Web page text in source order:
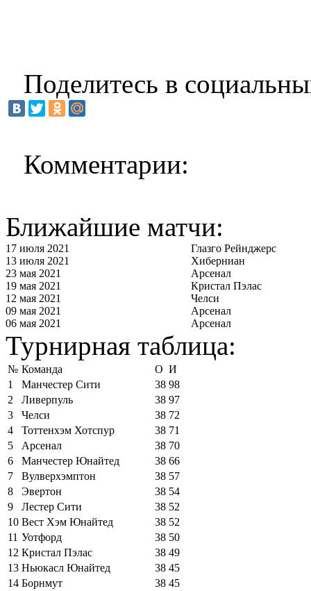
Поделитесь в
Комментарии:
Ближайшие матчи:
17 июля 2021
Глазго Рейнджерс
13 июля 2021
Хиберниан
23 мая 2021
Арсенал
19 мая 2021
Кристал Пэлас
12 мая 2021
Челси
09 мая 2021
Арсенал
06 мая 2021
Арсенал
Турнирная таблица:
№ Команда О И
1
Манчестер Сити 38 98
2
Ливерпуль 38 97
3
Челси 38 72
4
Тоттенхэм Хотспур 38 71
5
Арсенал 38 70
6
Манчестер Юнайтед 38 66
7
Вулверхэмптон 38 57
8
Эвертон 38 54
9
Лестер Сити 38 52
10 Вест Хэм Юнайтед 38 52
11 Уотфорд 38 50
12 Кристал Пэлас 38 49
13 Ньюкасл Юнайтед 38 45
14 Борнмут 38 45